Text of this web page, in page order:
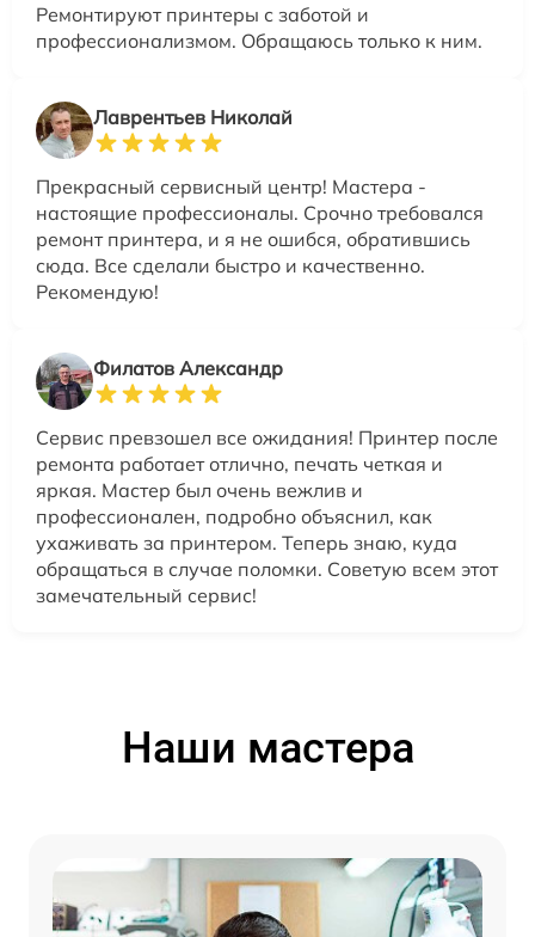
Ремонтируют принтеры с заботой и
профессионализмом. Обращаюсь только к ним.
Лаврентьев Николай
Прекрасный сервисный центр! Мастера -
настоящие профессионалы. Срочно требовался
ремонт принтера, и я не ошибся, обратившись
сюда. Все сделали быстро и качественно.
Рекомендую!
Филатов Александр
Сервис превзошел все ожидания! Принтер после
ремонта работает отлично, печать четкая и
яркая. Мастер был очень вежлив и
профессионален, подробно объяснил, как
ухаживать за принтером. Теперь знаю, куда
обращаться в случае поломки. Советую всем этот
замечательный сервис!
Наши мастера